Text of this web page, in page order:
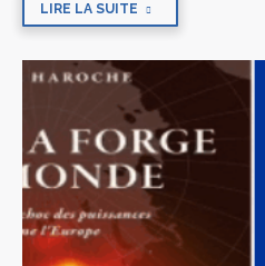
LIRE LA SUITE